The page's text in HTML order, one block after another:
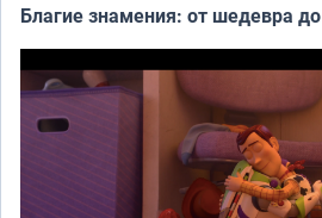
Благие знамения: от шедевра